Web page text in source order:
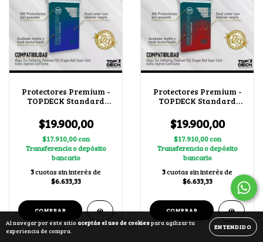
Al navegar por este sitio aceptás el uso de cookiespara agilizar tu
experiencia de compra.
ENTENDIDO
Protectores Premium -
TOPDECK Standard
$19.900,00
$17.910,00con
Transferencia o depósito
bancario
3cuotas sin interés de
$6.633,33
Protectores Premium -
TOPDECK Standard
$19.900,00
$17.910,00con
Transferencia o depósito
bancario
3cuotas sin interés de
$6.633,33